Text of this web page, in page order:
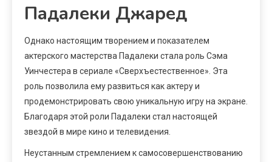
Падалеки Джаред
Однако настоящим творением и показателем
актерского мастерства Падалеки стала роль Сэма
Уинчестера в сериале «Сверхъестественное». Эта
роль позволила ему развиться как актеру и
продемонстрировать свою уникальную игру на экране.
Благодаря этой роли Падалеки стал настоящей
звездой в мире кино и телевидения.
Неустанным стремлением к самосовершенствованию